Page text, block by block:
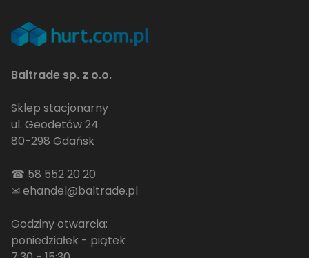
Baltrade sp. z o.o.
Sklep stacjonarny
ul. Geodetów 24
80-298 Gdańsk
☎ 58 552 20 20
✉ehandel@baltrade.pl
Godziny otwarcia:
poniedziałek - piątek